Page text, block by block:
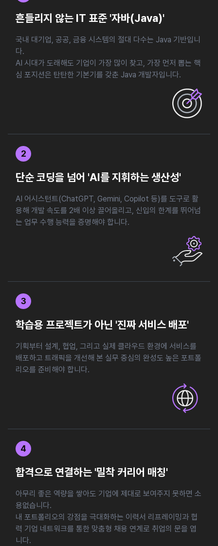
흔들리지 않는 IT 표준 '자바(Java)'
국내 대기업, 공공, 금융 시스템의 절대 다수는 Java 기반입니
다.
AI 시대가 도래해도 기업이 가장 많이 찾고, 가장 먼저 뽑는 핵
심 포지션은 탄탄한 기본기를 갖춘 Java 개발자입니다.
2
단순 코딩을 넘어 'AI를 지휘하는 생산성'
AI 어시스턴트(ChatGPT, Gemini, Copilot 등)를 도구로 활
용해 개발 속도를 2배 이상 끌어올리고, 신입의 한계를 뛰어넘
는 업무 수행 능력을 증명해야 합니다.
3
학습용 프로젝트가 아닌 '진짜 서비스 배포'
기획부터 설계, 협업, 그리고 실제 클라우드 환경에 서비스를
배포하고 트래픽을 개선해 본 실무 중심의 완성도 높은 포트폴
리오를 준비해야 합니다.
4
합격으로 연결하는 '밀착 커리어 매칭'
아무리 좋은 역량을 쌓아도 기업에 제대로 보여주지 못하면 소
용없습니다.
내 포트폴리오의 강점을 극대화하는 이력서 리프레이밍과 협
력 기업 네트워크를 통한 맞춤형 채용 연계로 취업의 문을 엽
니다.